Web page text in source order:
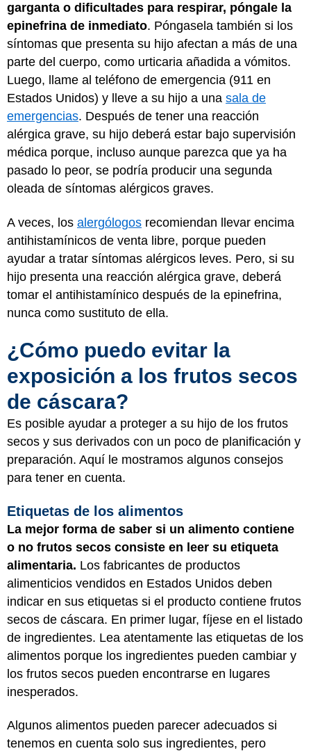
garganta o dificultades para respirar, póngale la
epinefrina de inmediato. Póngasela también si los
síntomas que presenta su hijo afectan a más de una
parte del cuerpo, como urticaria añadida a vómitos.
Luego, llame al teléfono de emergencia (911 en
Estados Unidos) y lleve a su hijo a una sala de
emergencias. Después de tener una reacción
alérgica grave, su hijo deberá estar bajo supervisión
médica porque, incluso aunque parezca que ya ha
pasado lo peor, se podría producir una segunda
oleada de síntomas alérgicos graves.
A veces, los alergólogos recomiendan llevar encima
antihistamínicos de venta libre, porque pueden
ayudar a tratar síntomas alérgicos leves. Pero, si su
hijo presenta una reacción alérgica grave, deberá
tomar el antihistamínico después de la epinefrina,
nunca como sustituto de ella.
¿Cómo puedo evitar la
exposición a los frutos secos
de cáscara?
Es posible ayudar a proteger a su hijo de los frutos
secos y sus derivados con un poco de planificación y
preparación. Aquí le mostramos algunos consejos
para tener en cuenta.
Etiquetas de los alimentos
La mejor forma de saber si un alimento contiene
o no frutos secos consiste en leer su etiqueta
alimentaria. Los fabricantes de productos
alimenticios vendidos en Estados Unidos deben
indicar en sus etiquetas si el producto contiene frutos
secos de cáscara. En primer lugar, fíjese en el listado
de ingredientes. Lea atentamente las etiquetas de los
alimentos porque los ingredientes pueden cambiar y
los frutos secos pueden encontrarse en lugares
inesperados.
Algunos alimentos pueden parecer adecuados si
tenemos en cuenta solo sus ingredientes, pero